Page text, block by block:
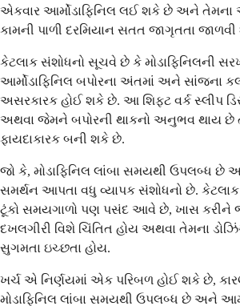
એકવાર આર્મોડાફિનિલ લઈ શકે છે અને
કામની પાળી દરમિયાન સતત જાગૃતતા
કેટલાક સંશોધનો સૂચવે છે કે મોડાફિનિલની
આર્મોડાફિનિલ બપોરના અંતમાં અને સાંજના
અસરકારક હોઈ શકે છે. આ શિફ્ટ વર્ક સ્લીપ
અથવા જેમને બપોરની થાકનો અનુભવ થાય છે
ફાયદાકારક બની શકે છે.
જો કે, મોડાફિનિલ લાંબા સમયથી ઉપલબ્ધ છે
સમર્થન આપતા વધુ વ્યાપક સંશોધનો છે. કેટલાક
ટૂંકો સમયગાળો પણ પસંદ આવે છે, ખાસ
દખલગીરી વિશે ચિંતિત હોય અથવા તેમના
સુગમતા ઇચ્છતા હોય.
ખર્ચ એ નિર્ણયમાં એક પરિબળ હોઈ શકે છે,
મોડાફિનિલ લાંબા સમયથી ઉપલબ્ધ છે અને